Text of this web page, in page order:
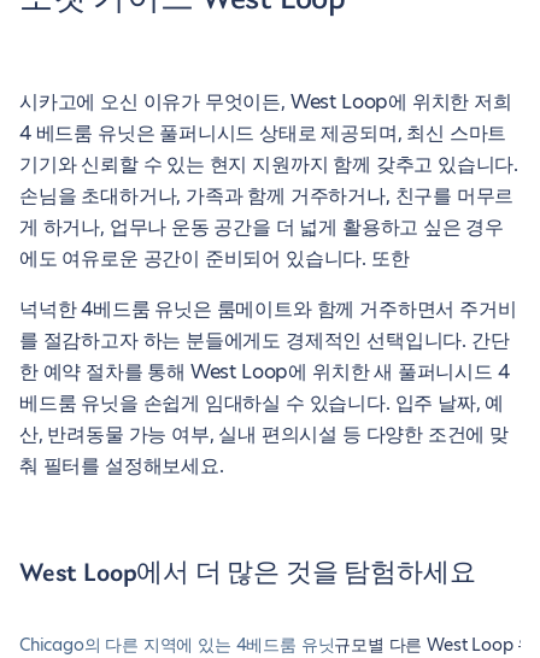
시카고에 오신 이유가 무엇이든, West Loop에 위치한 저희
4 베드룸 유닛은 풀퍼니시드 상태로 제공되며, 최신 스마트
기기와 신뢰할 수 있는 현지 지원까지 함께 갖추고 있습니다.
손님을 초대하거나, 가족과 함께 거주하거나, 친구를 머무르
게 하거나, 업무나 운동 공간을 더 넓게 활용하고 싶은 경우
에도 여유로운 공간이 준비되어 있습니다. 또한
넉넉한 4베드룸 유닛은 룸메이트와 함께 거주하면서 주거비
를 절감하고자 하는 분들에게도 경제적인 선택입니다. 간단
한 예약 절차를 통해 West Loop에 위치한 새 풀퍼니시드 4
베드룸 유닛을 손쉽게 임대하실 수 있습니다. 입주 날짜, 예
산, 반려동물 가능 여부, 실내 편의시설 등 다양한 조건에 맞
춰 필터를 설정해보세요.
West Loop에서 더 많은 것을 탐험하세요
Chicago의 다른 지역에 있는 4베드룸 유닛규모별 다른 West Loop 유